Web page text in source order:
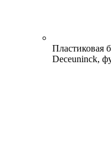
Пластиковая
Deceuninck,